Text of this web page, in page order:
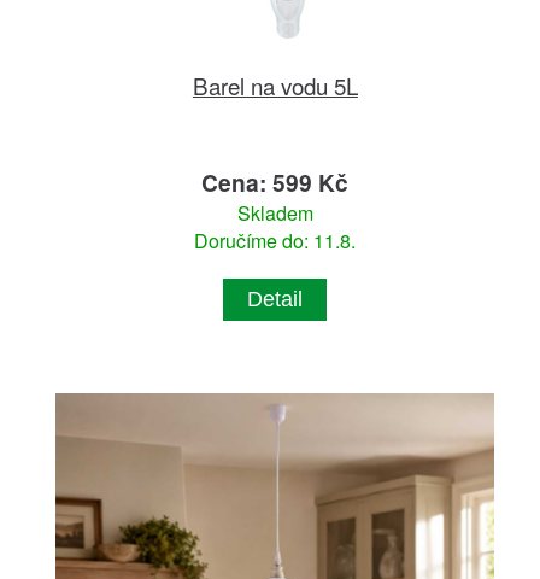
Barel na vodu 5L
Cena: 599 Kč
Skladem
Doručíme do: 11.8.
Detail